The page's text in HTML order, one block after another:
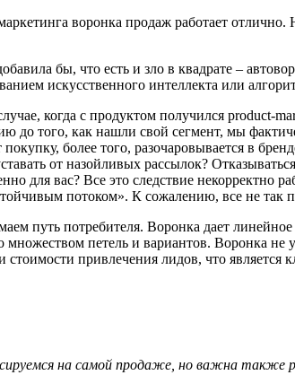
воронка продаж работает
бы, что есть и зло в квадрате –
искусственного интеллекта или
когда с продуктом получился product-
до того, как нашли свой сегмент, мы
более того, разочаровывается в
от назойливых рассылок?
для вас? Все это следствие некорректно
потоком». К сожалению, все не так
путь потребителя. Воронка дает
петель и вариантов. Воронка не
привлечения лидов, что
на самой продаже, но важна